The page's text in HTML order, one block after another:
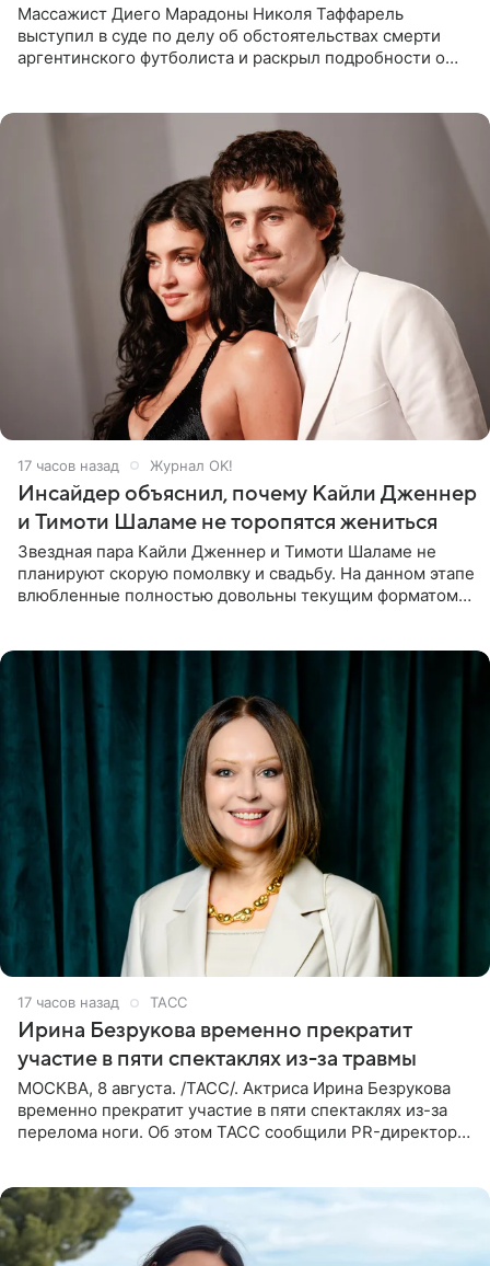
Массажист Диего Марадоны Николя Таффарель
выступил в суде по делу об обстоятельствах смерти
аргентинского футболиста и раскрыл подробности о
17 часов назад Журнал OK!
Инсайдер объяснил, почему Кайли Дженнер
и Тимоти Шаламе не торопятся жениться
Звездная пара Кайли Дженнер и Тимоти Шаламе не
планируют скорую помолвку и свадьбу. На данном этапе
влюбленные полностью довольны текущим форматом
17 часов назад ТАСС
Ирина Безрукова временно прекратит
участие в пяти спектаклях из-за травмы
МОСКВА, 8 августа. /ТАСС/. Актриса Ирина Безрукова
временно прекратит участие в пяти спектаклях из-за
перелома ноги. Об этом ТАСС сообщили PR-директор